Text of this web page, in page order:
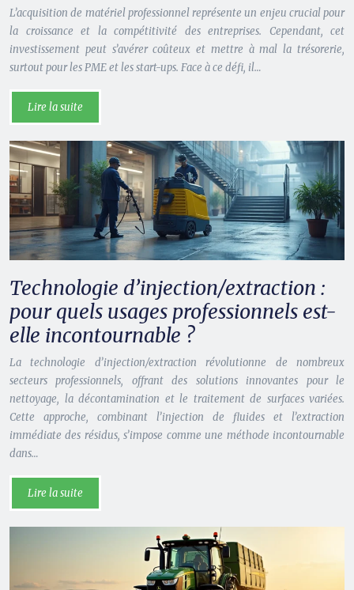
L’acquisition de matériel professionnel représente un enjeu crucial pour
la croissance et la compétitivité des entreprises. Cependant, cet
investissement peut s’avérer coûteux et mettre à mal la trésorerie,
surtout pour les PME et les start-ups. Face à ce défi, il…
Lire la suite
Technologie d’injection/extraction :
pour quels usages professionnels est-
elle incontournable ?
La technologie d’injection/extraction révolutionne de nombreux
secteurs professionnels, offrant des solutions innovantes pour le
nettoyage, la décontamination et le traitement de surfaces variées.
Cette approche, combinant l’injection de fluides et l’extraction
immédiate des résidus, s’impose comme une méthode incontournable
dans…
Lire la suite